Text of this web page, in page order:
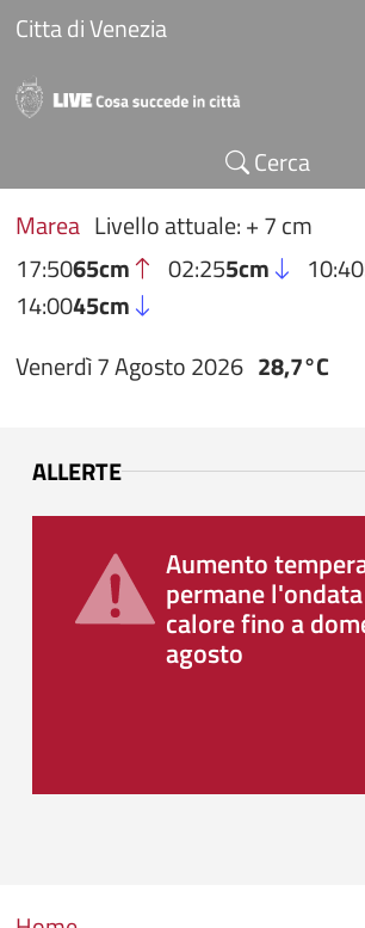
Salta al contenuto principale
Citta di Venezia
Cerca
Marea Livello attuale: + 7 cm
17:5065cm 02:255cm 10:40
14:0045cm
Venerdì 7 Agosto 2026 28,7°C
ALLERTE
Aumento
permane
calore fino a
agosto